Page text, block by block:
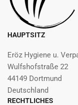
HAUPTSITZ
Eröz Hygiene u.
Wulfshofstraße 22
44149 Dortmund
Deutschland
RECHTLICHES